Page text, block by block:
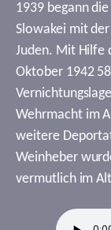
1939 begann
Slowakei mit
Juden. Mit Hilfe
Oktober 1942
Wehrmacht im
weitere
Weinheber
vermutlich im